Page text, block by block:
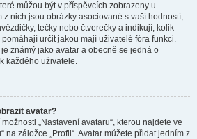
můžou být v příspěvcích zobrazeny u
nich jsou obrázky asociované s vaší hodností,
tečky nebo čtverečky a indikují, kolik
určit jakou mají uživatelé fóra funkci.
známý jako avatar a obecně se jedná o
každého uživatele.
avatar?
„Nastavení avataru“, kterou najdete ve
na záložce „Profil“. Avatar můžete přidat jedním z